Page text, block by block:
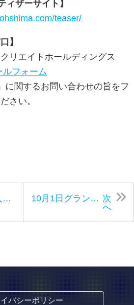
ィザーサイト】
teaser/
】
リエイトホールディングス
ルフォーム
に関するお問い合わせの旨をフ
さい。
2026年度 入社式を執り行いました。 10月1日グランドオープンを控える無人島リゾート「HINATA大島」、7月30日に完全招待制の先行現地内覧会を開催 次
へ
バシーポリシー